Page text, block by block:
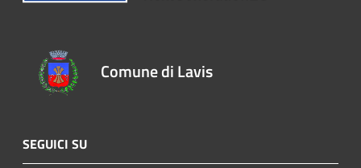
Comune di Lavis
SEGUICI SU